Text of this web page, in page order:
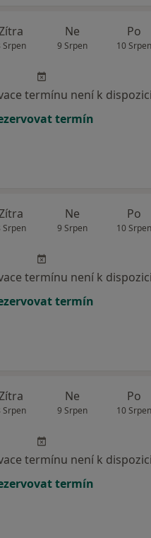
Srpen
Ne
9 Srpen
Po
10 Srpen
termínu není k dispozici
termín
Srpen
Ne
9 Srpen
Po
10 Srpen
termínu není k dispozici
termín
Srpen
Ne
9 Srpen
Po
10 Srpen
termínu není k dispozici
termín